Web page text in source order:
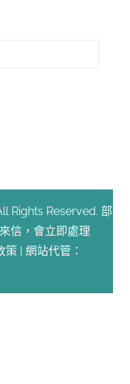
Rights Reserved. 部
信，會立即處理
策 | 網站代管：